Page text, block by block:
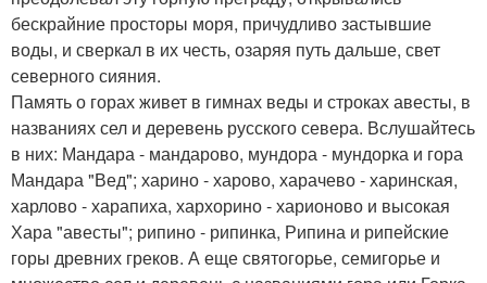
бескрайние просторы моря, причудливо застывшие
воды, и сверкал в их честь, озаряя путь дальше, свет
северного сияния.
Память о горах живет в гимнах веды и строках авесты, в
названиях сел и деревень русского севера. Вслушайтесь
в них: Мандара - мандарово, мундора - мундорка и гора
Мандара "Вед"; харино - харово, харачево - харинская,
харлово - харапиха, хархорино - харионово и высокая
Хара "авесты"; рипино - рипинка, Рипина и рипейские
горы древних греков. А еще святогорье, семигорье и